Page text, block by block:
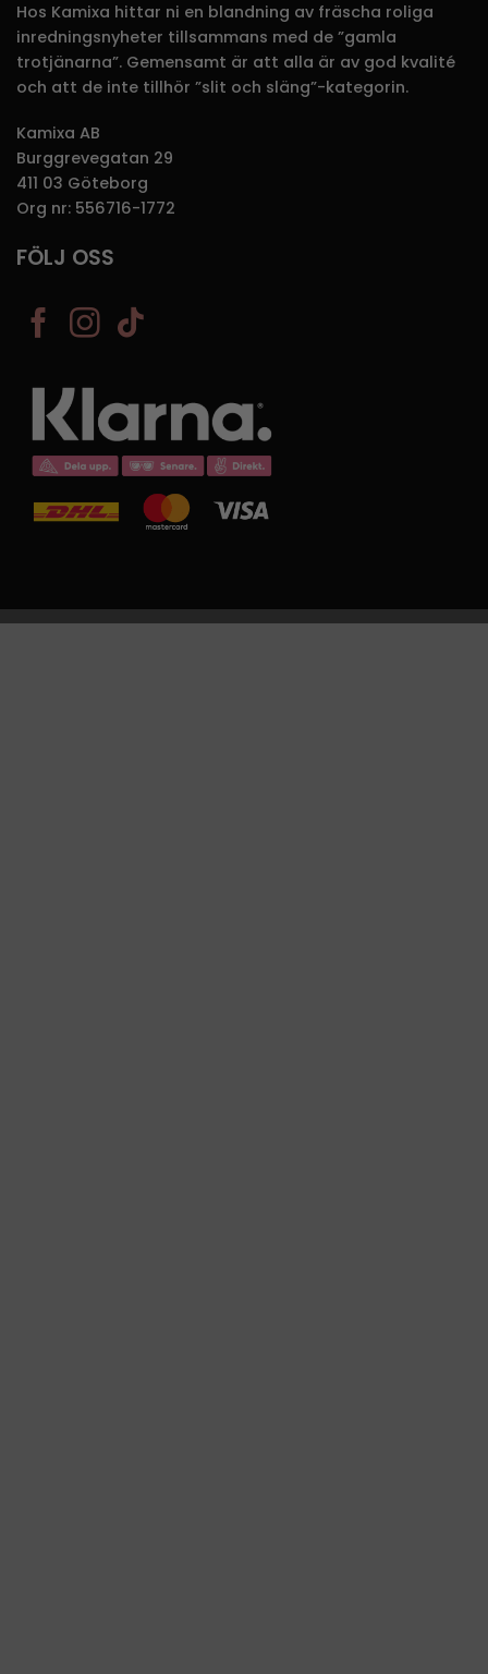
Hos Kamixa hittar ni en blandning av fräscha roliga
inredningsnyheter tillsammans med de ”gamla
trotjänarna”. Gemensamt är att alla är av god kvalité
och att de inte tillhör ”slit och släng”-kategorin.
Kamixa AB
Burggrevegatan 29
411 03 Göteborg
Org nr: 556716-1772
FÖLJ OSS